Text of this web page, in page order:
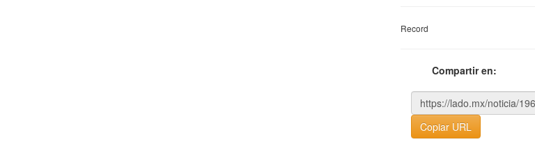
Record
Compartir en:
Copiar URL